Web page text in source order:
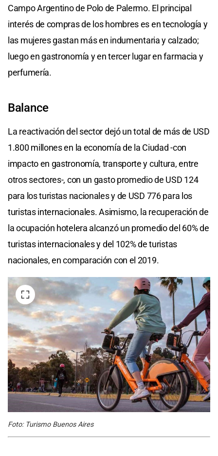
Campo Argentino de Polo de Palermo. El principal
interés de compras de los hombres es en tecnología y
las mujeres gastan más en indumentaria y calzado;
luego en gastronomía y en tercer lugar en farmacia y
perfumería.
Balance
La reactivación del sector dejó un total de más de USD
1.800 millones en la economía de la Ciudad -con
impacto en gastronomía, transporte y cultura, entre
otros sectores-, con un gasto promedio de USD 124
para los turistas nacionales y de USD 776 para los
turistas internacionales. Asimismo, la recuperación de
la ocupación hotelera alcanzó un promedio del 60% de
turistas internacionales y del 102% de turistas
nacionales, en comparación con el 2019.
Foto: Turismo Buenos Aires